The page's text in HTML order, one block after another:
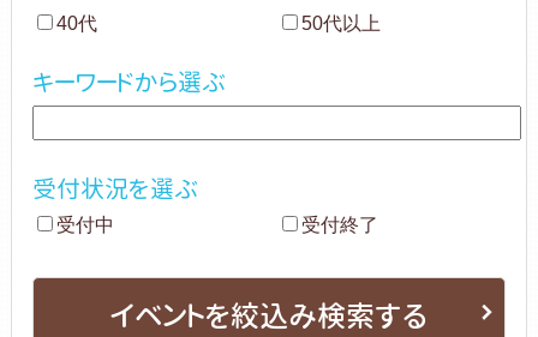
40代
50代以上
キーワードから選ぶ
受付状況を選ぶ
受付中 受付終了
イベントを絞込み検索する